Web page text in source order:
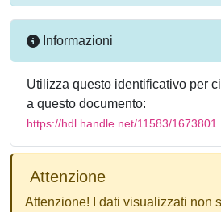
Informazioni
Utilizza questo identificativo per
a questo documento:
https://hdl.handle.net/11583/1673801
Attenzione
Attenzione! I dati visualizzati non